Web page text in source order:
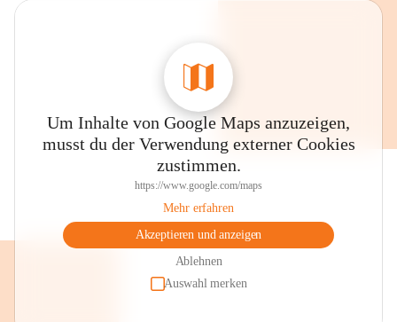
Um Inhalte von Google Maps anzuzeigen,
musst du der Verwendung externer Cookies
zustimmen.
https://www.google.com/maps
Mehr erfahren
Akzeptieren und anzeigen
Ablehnen
Auswahl merken